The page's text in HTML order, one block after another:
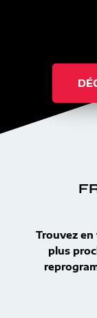
Trouvez
plus